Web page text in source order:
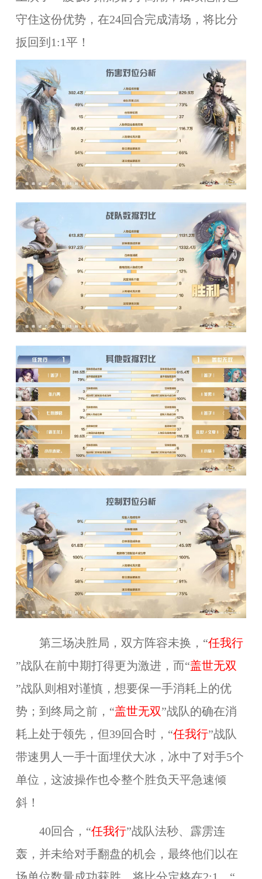
守住这份优势，在24回合完成清场，将比分
扳回到1:1平！
第三场决胜局，双方阵容未换，“任我行
”战队在前中期打得更为激进，而“盖世无双
”战队则相对谨慎，想要保一手消耗上的优
势；到终局之前，“盖世无双”战队的确在消
耗上处于领先，但39回合时，“任我行”战队
带速男人一手十面埋伏大冰，冰中了对手5个
单位，这波操作也令整个胜负天平急速倾
斜！
40回合，“任我行”战队法秒、霹雳连
轰，并未给对手翻盘的机会，最终他们以在